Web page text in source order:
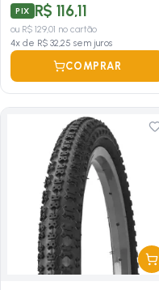
PIX R$ 116,11
ou R$ 129,01 no cartão
4x de R$ 32,25 sem juros
COMPRAR